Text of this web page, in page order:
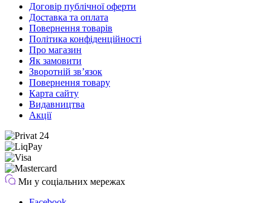
Договір публічної оферти
Доставка та оплата
Повернення товарів
Політика конфіденційності
Про магазин
Як замовити
Зворотній зв’язок
Повернення товару
Карта сайту
Видавництва
Акції
Ми у соціальних мережах